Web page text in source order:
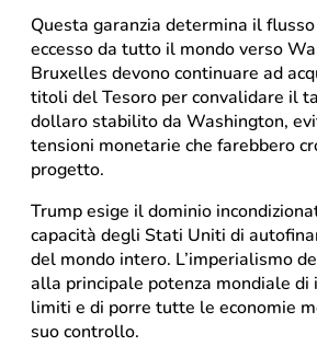
Questa garanzia determina il
eccesso da tutto il mondo verso
Bruxelles devono continuare ad
titoli del Tesoro per convalidare il
dollaro stabilito da Washington,
tensioni monetarie che farebbero
progetto.
Trump esige il dominio
capacità degli Stati Uniti di
del mondo intero. L’imperialismo
alla principale potenza mondiale di
limiti e di porre tutte le economie
suo controllo.